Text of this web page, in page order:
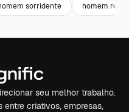
sorridente homem rosto
seu melhor trabalho.
entre criativos, empresas,